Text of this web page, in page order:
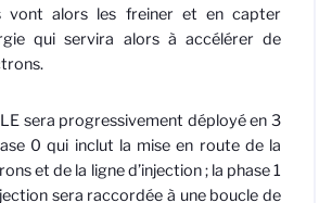
vont alors les freiner et en capter
qui servira alors à accélérer de
sera progressivement déployé en 3
0 qui inclut la mise en route de la
et de la ligne d’injection ; la phase 1
sera raccordée à une boucle de